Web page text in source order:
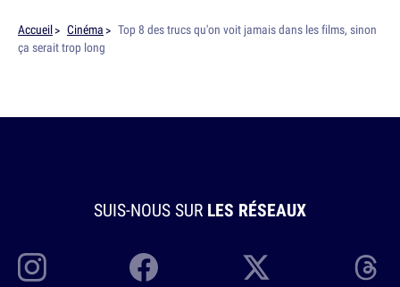
Accueil Cinéma
Top 8 des trucs qu'on voit jamais dans les films, sinon
ça serait trop long
SUIS-NOUS SUR LES RÉSEAUX